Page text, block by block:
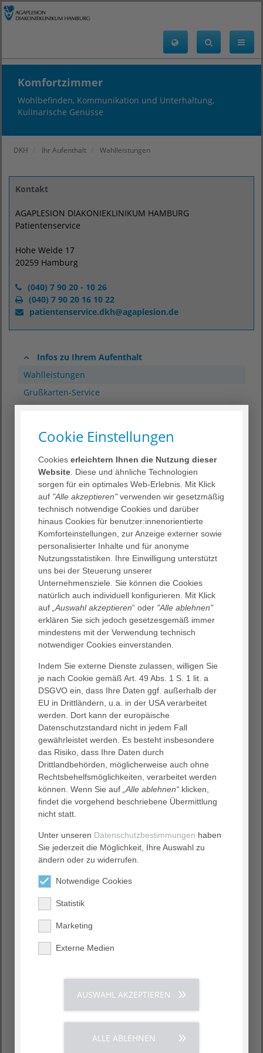
Komfortzimmer
Wohlbefinden, Kommunikation und Unterhaltung,
Kulinarische Genüsse
DKH Ihr Aufenthalt Wahlleistungen
Kontakt
AGAPLESION DIAKONIEKLINIKUM HAMBURG
Patientenservice
Hohe Weide 17
20259 Hamburg
(040) 7 90 20 - 10 26
(040) 7 90 20 16 10 22
patientenservice.dkh@agaplesion.de
Infos zu Ihrem Aufenthalt
Wahlleistungen
Grußkarten-Service
Seelsorge
Virtuelle Besichtigung
Familiale Pflege
Entlassung/Integriertes Versorgungsmanagement
Lob, Anregung und Beschwerde
Komfortzimmer
Wir bieten Ihnen Ein- und Zweibettzimmer mit
hochwertiger Ausstattung. Modernes Design und
beruhigende Farben sorgen für ein wohnliches
Ambiente. Die bevorzugte Lage schafft die beste
Voraussetzung dafür, dass Sie sich voll und ganz auf das
Gesundwerden konzentrieren können.
Falls Sie Fragen zu unseren Komfortzimmern haben,
Auskünfte zur Verfügung!
In guten Händen
Wohlbefinden
Kommunikation & Unterhaltung
Kulinarische Genüsse
Bei uns in guten Händen
Wir bieten Ihnen großzügige Ein- und
Ausstattung:
Modernes Komfortbett mit hochwertiger
Matratze und Bettwäsche
Auf Wunsch Bettwäschewechsel alle zwei Tage
Cookie Einstellungen
Cookieserleichtern Ihnen die Nutzung dieser
Website . Diese und ähnliche Technologien
sorgen für ein optimales Web-Erlebnis. Mit Klick
auf "Alle akzeptieren"verwenden wir gesetzmäßig
technisch notwendige Cookies und darüber
hinaus Cookies für benutzer:innenorientierte
Komforteinstellungen, zur Anzeige externer sowie
personalisierter Inhalte und für anonyme
Nutzungsstatistiken. Ihre Einwilligung unterstützt
uns bei der Steuerung unserer
Unternehmensziele. Sie können die Cookies
natürlich auch individuell konfigurieren. Mit Klick
auf „Auswahl akzeptieren“ oder "Alle ablehnen"
erklären Sie sich jedoch gesetzesgemäß immer
mindestens mit der Verwendung technisch
notwendiger Cookies einverstanden.
Indem Sie externe Dienste zulassen, willigen Sie
je nach Cookie gemäß Art. 49 Abs. 1 S. 1 lit. a
DSGVO ein, dass Ihre Daten ggf. außerhalb der
EU in Drittländern, u.a. in der USA verarbeitet
werden. Dort kann der europäische
Datenschutzstandard nicht in jedem Fall
gewährleistet werden. Es besteht insbesondere
das Risiko, dass Ihre Daten durch
Drittlandbehörden, möglicherweise auch ohne
Rechtsbehelfsmöglichkeiten, verarbeitet werden
können. Wenn Sie auf „Alle ablehnen“ klicken,
findet die vorgehend beschriebene Übermittlung
nicht statt.
Unter unseren Datenschutzbestimmungen haben
Sie jederzeit die Möglichkeit, Ihre Auswahl zu
ändern oder zu widerrufen.
Notwendige Cookies
Statistik
Marketing
Externe Medien
AUSWAHL AKZEPTIEREN
ALLE ABLEHNEN